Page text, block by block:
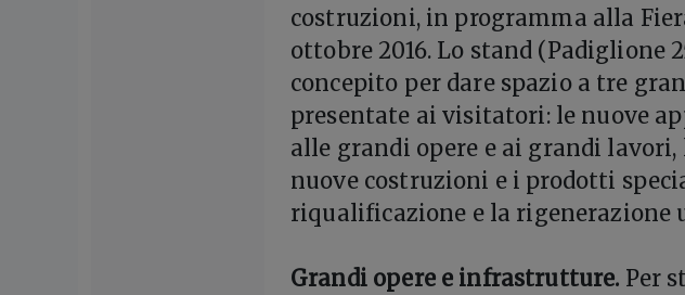
costruzioni, in programma alla
ottobre 2016. Lo stand (Padiglione
concepito per dare spazio a tre
presentate ai visitatori: le nuove
alle grandi opere e ai grandi
nuove costruzioni e i prodotti
riqualificazione e la rigenerazione
Grandi opere e infrastrutture. Per